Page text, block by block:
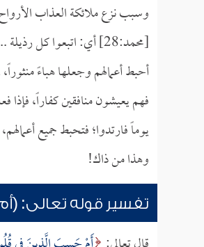
وسبب نزع ملائكة العذاب
[محمد:28] أي: اتبعوا كل رذيلة .. كل سيئة .. كل مصيبة كل الكبائر والصغائر:
أحبط أعمالهم وجعلها هباءً
فهم يعيشون منافقين كفاراً، فإذا
يوماً فارتدوا؛ فتحبط جميع
وهذا من ذاك!
تفسير قوله تعالى: